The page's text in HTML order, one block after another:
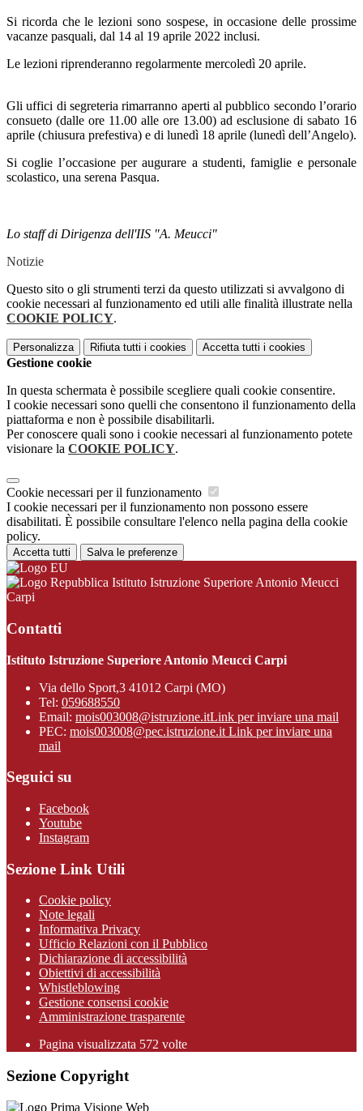
Si ricorda che le lezioni sono sospese, in occasione delle prossime
vacanze pasquali, dal 14 al 19 aprile 2022 inclusi.
Le lezioni riprenderanno regolarmente mercoledì 20 aprile.
Gli uffici di segreteria rimarranno aperti al pubblico secondo l’orario
consueto (dalle ore 11.00 alle ore 13.00) ad esclusione di sabato 16
aprile (chiusura prefestiva) e di lunedì 18 aprile (lunedì dell’Angelo).
Si coglie l’occasione per augurare a studenti, famiglie e personale
scolastico, una serena Pasqua.
Lo staff di Dirigenza dell'IIS "A. Meucci"
Notizie
Questo sito o gli strumenti terzi da questo utilizzati si avvalgono di
cookie necessari al funzionamento ed utili alle finalità illustrate nella
COOKIE POLICY.
Personalizza Rifiuta tutti i cookies Accetta tutti i cookies
Gestione cookie
In questa schermata è possibile scegliere quali cookie consentire.
I cookie necessari sono quelli che consentono il funzionamento della
piattaforma e non è possibile disabilitarli.
Per conoscere quali sono i cookie necessari al funzionamento potete
visionare la COOKIE POLICY.
Cookie necessari per il funzionamento
I cookie necessari per il funzionamento non possono essere
disabilitati. È possibile consultare l'elenco nella pagina della cookie
policy.
Accetta tutti Salva le preferenze
Istituto Istruzione Superiore Antonio Meucci
Carpi
Contatti
Istituto Istruzione Superiore Antonio Meucci Carpi
Via dello Sport,3 41012 Carpi (MO)
Tel: 059688550
Email: mois003008@istruzione.itLink per inviare una mail
PEC: mois003008@pec.istruzione.it Link per inviare una
mail
Seguici su
Facebook
Youtube
Instagram
Sezione Link Utili
Cookie policy
Note legali
Informativa Privacy
Ufficio Relazioni con il Pubblico
Dichiarazione di accessibilità
Obiettivi di accessibilità
Whistleblowing
Gestione consensi cookie
Amministrazione trasparente
Pagina visualizzata 572 volte
Sezione Copyright